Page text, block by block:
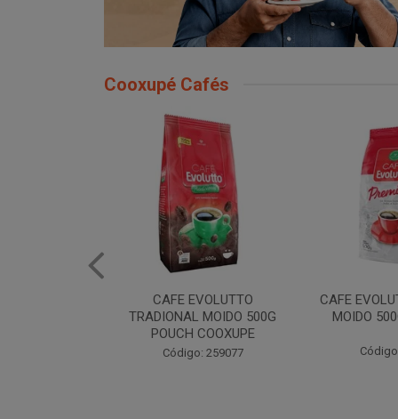
Cooxupé Cafés
CAFE EVOLUTTO PREMIUM
MOIDO 500G COOXUPE
Código: 259094
FILTRO
103